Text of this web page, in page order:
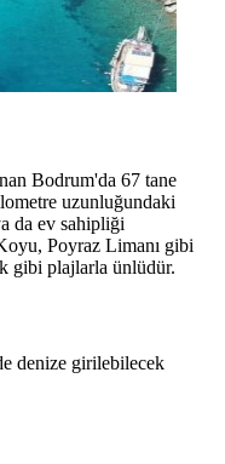
Bodrum'da 67 tane
uzunluğundaki
da ev sahipliği
Poyraz Limanı gibi
gibi plajlarla ünlüdür.
denize girilebilecek